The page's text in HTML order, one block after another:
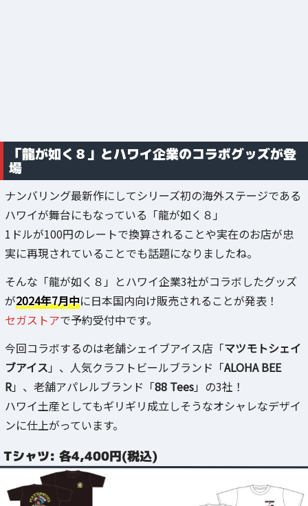
「龍が如く８」とハワイ企業のコラボグッズが登
場
ナンバリング最新作にしてシリーズ初の海外ステージである
ハワイが舞台にもなっている「龍が如く８」
1ドルが100円のレートで換算されることや実在のお店が忠
実に再現されていることでも話題になりましたね。
そんな「龍が如く８」とハワイ企業3社がコラボしたグッズ
が2024年7月中に日本国内向け販売されることが発表！
セガストアで予約受付中です。
今回コラボするのは老舗シェイブアイス店「マツモトシェイ
ブアイス 」、人気クラフトビールブランド「ALOHA BEE
R」、老舗アパレルブランド「88 Tees」の3社！
ハワイ土産としてもギリギリ成立しそうなオシャレなデザイ
ンに仕上がっています。
Tシャツ: 各4,400円(税込)